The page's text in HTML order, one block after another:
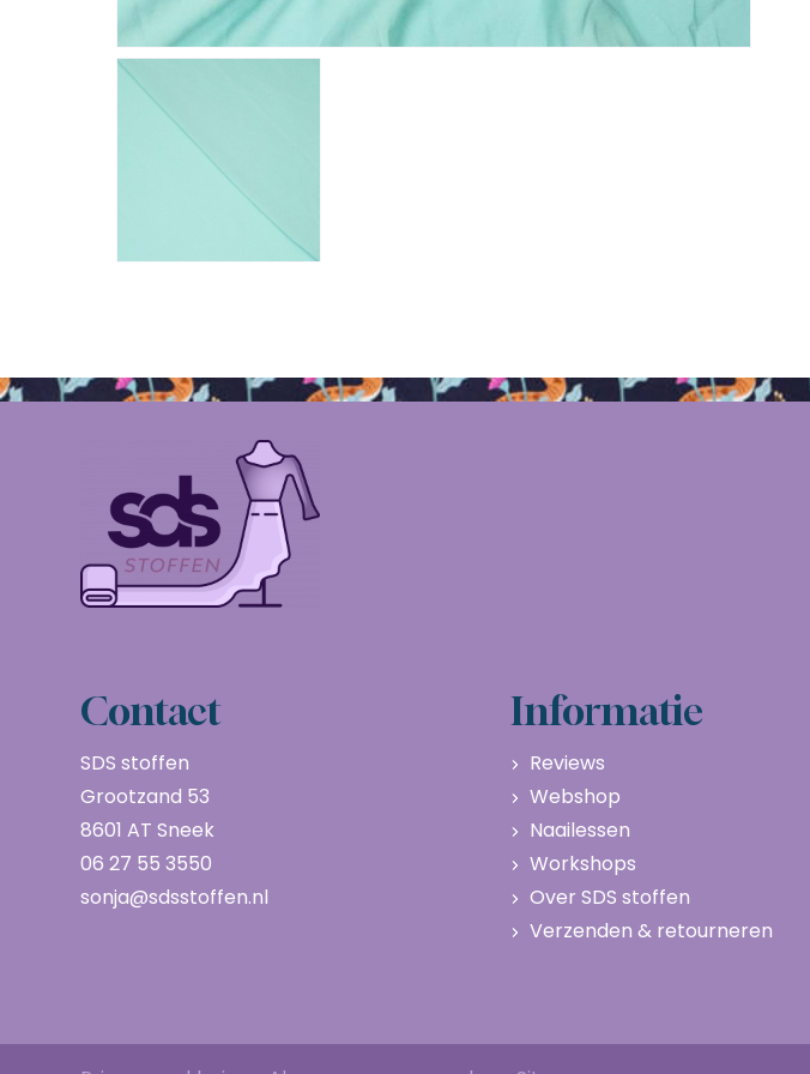
Contact
SDS stoffen
Grootzand 53
8601 AT Sneek
06 27 55 3550
sonja@sdsstoffen.nl
Informatie
Reviews
Webshop
Naailessen
Workshops
Over SDS stoffen
Verzenden & retourneren